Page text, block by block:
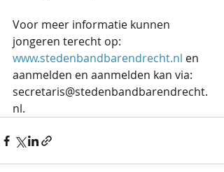
Voor meer informatie kunnen
jongeren terecht op:
www.stedenbandbarendrecht.nl en
aanmelden en aanmelden kan via:
secretaris@stedenbandbarendrecht.
nl.